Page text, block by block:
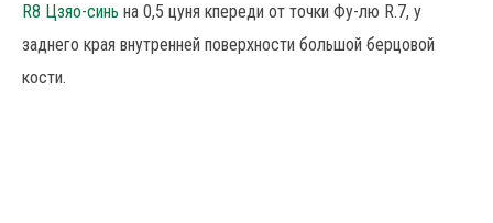
R8 Цзяо-синь на 0,5 цуня кпереди от точки Фу-лю R.7, у
заднего края внутренней поверхности большой берцовой
кости.